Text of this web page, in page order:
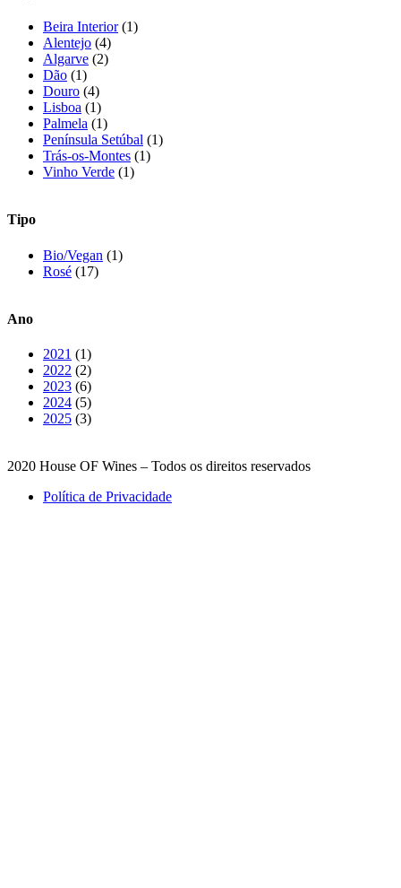
Beira Interior (1)
Alentejo (4)
Algarve (2)
Dão (1)
Douro (4)
Lisboa (1)
Palmela (1)
Península Setúbal (1)
Trás-os-Montes (1)
Vinho Verde (1)
Tipo
Bio/Vegan (1)
Rosé (17)
Ano
2021 (1)
2022 (2)
2023 (6)
2024 (5)
2025 (3)
2020 House OF Wines – Todos os direitos reservados
Política de Privacidade